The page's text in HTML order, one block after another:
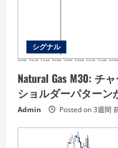
シグナル
Natural Gas M30: チ
ショルダーパターン
Admin Posted on 3週間